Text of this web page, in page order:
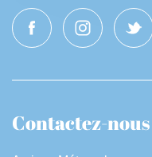
Contactez-nous